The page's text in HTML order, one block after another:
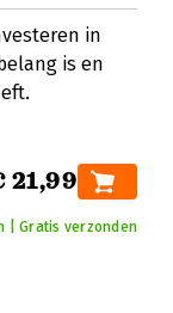
in
is en
21,99
| Gratis verzonden